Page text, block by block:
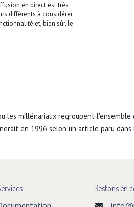
en direct est très
différents à considérer.
et, bien sûr, le
les millénariaux regroupent
en 1996 selon un article paru dans
Restons en